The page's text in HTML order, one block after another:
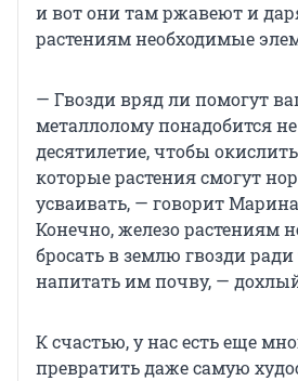
и вот они там ржавеют и
растениям необходимые
— Гвозди вряд ли помогут
металлолому понадобится
десятилетие, чтобы
которые растения смогут
усваивать, — говорит
Конечно, железо растениям
бросать в землю гвозди ради
напитать им почву, —
К счастью, у нас есть еще
превратить даже самую